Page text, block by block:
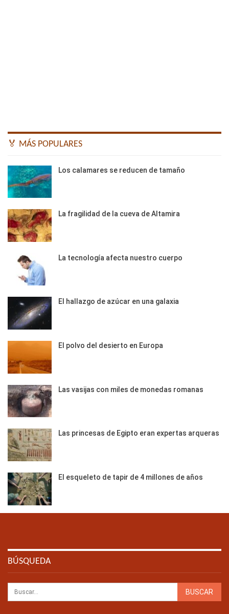
🏅 MÁS POPULARES
Los calamares se reducen de tamaño
La fragilidad de la cueva de Altamira
La tecnología afecta nuestro cuerpo
El hallazgo de azúcar en una galaxia
El polvo del desierto en Europa
Las vasijas con miles de monedas romanas
Las princesas de Egipto eran expertas arqueras
El esqueleto de tapir de 4 millones de años
BÚSQUEDA